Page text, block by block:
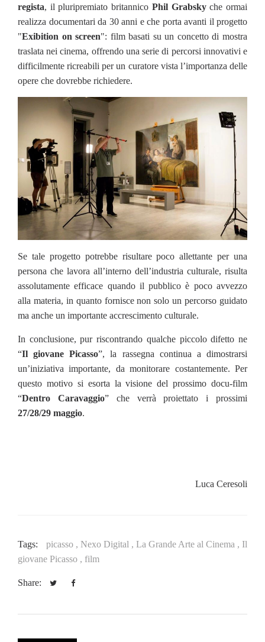
regista, il pluripremiato britannico Phil Grabskyche ormai
realizza documentari da 30 anni e che porta avanti il progetto
"Exibition on screen": film basati su un concetto di mostra
traslata nei cinema, offrendo una serie di percorsi innovativi e
difficilmente ricreabili per un curatore vista l’importanza delle
opere che dovrebbe richiedere.
Se tale progetto potrebbe risultare poco allettante per una
persona che lavora all’interno dell’industria culturale, risulta
assolutamente efficace quando il pubblico è poco avvezzo
alla materia, in quanto fornisce non solo un percorso guidato
ma anche un importante accrescimento culturale.
In conclusione, pur riscontrando qualche piccolo difetto ne
“Il giovane Picasso”, la rassegna continua a dimostrarsi
un’iniziativa importante, da monitorare costantemente. Per
questo motivo si esorta la visione del prossimo docu-film
“Dentro Caravaggio” che verrà proiettato i prossimi
27/28/29 maggio.
Luca Ceresoli
Tags: picasso , Nexo Digital , La Grande Arte al Cinema , Il
giovane Picasso , film
Share: